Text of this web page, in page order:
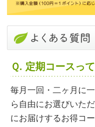
Ｑ. 定期コースっ
毎月一回・二ヶ月に
ら自由にお選びいた
にお届けするお得コ